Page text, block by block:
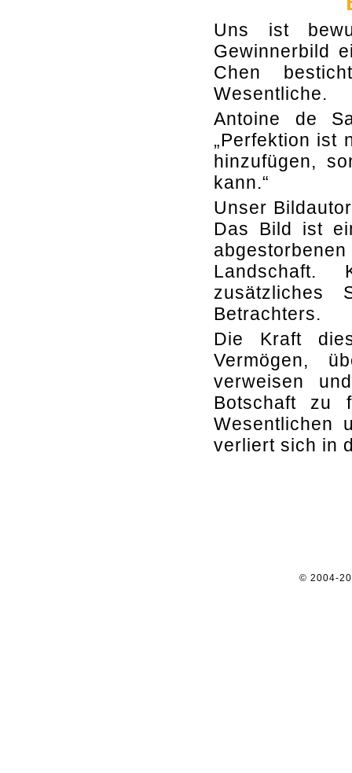
Uns ist
Gewinnerbild
Chen
Wesentliche.
Antoine de
„Perfektion ist
hinzufügen,
kann.“
Unser
Das Bild ist
zusätzliches
Betrachters.
Die Kraft
Vermögen,
verweisen
Botschaft zu
Wesentlichen
verliert sich in
© 2004-